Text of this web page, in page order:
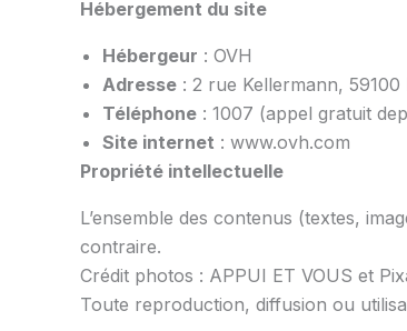
Hébergement du site
Hébergeur : OVH
Adresse : 2 rue Kellermann,
Téléphone : 1007 (appel gratuit
Site internet : www.ovh.com
Propriété intellectuelle
L’ensemble des contenus (textes,
contraire.
Crédit photos : APPUI ET VOUS et
Toute reproduction, diffusion ou